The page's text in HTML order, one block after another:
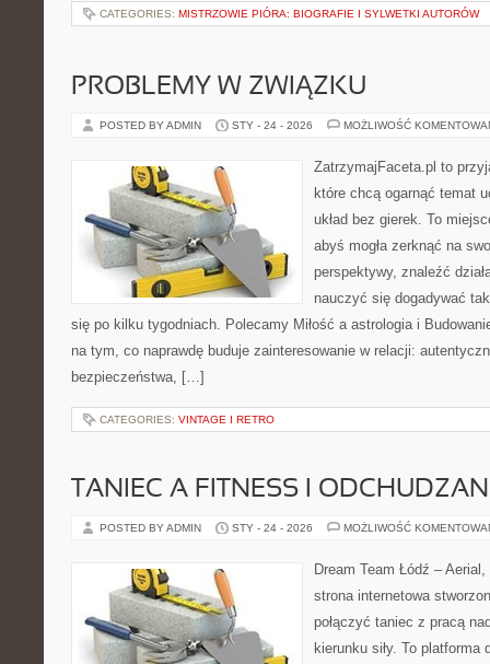
CATEGORIES: MISTRZOWIE PIÓRA: BIOGRAFIE I SYLWETKI AUTORÓW
PROBLEMY W ZWIĄZKU
POSTED BY ADMIN STY - 24 - 2026 MOŻLIWOŚĆ
ZatrzymajFaceta.pl to
które chcą ogarnąć temat
układ bez gierek. To
abyś mogła zerknąć na
perspektywy, znaleźć
nauczyć się dogadywać
się po kilku tygodniach. Polecamy Miłość a astrologia i
na tym, co naprawdę buduje zainteresowanie w relacji:
bezpieczeństwa, […]
CATEGORIES: VINTAGE I RETRO
TANIEC A FITNESS I
POSTED BY ADMIN STY - 24 - 2026 MOŻLIWOŚĆ
Dream Team Łódź –
strona internetowa
połączyć taniec z pracą
kierunku siły. To